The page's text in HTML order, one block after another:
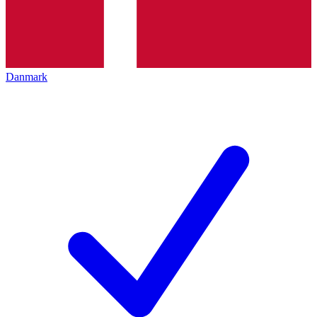
Danmark